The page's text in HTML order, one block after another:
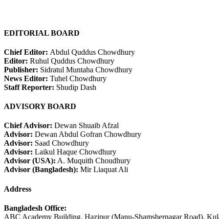
EDITORIAL BOARD
Chief Editor: Abdul Quddus Chowdhury
Editor: Ruhul Quddus Chowdhury
Publisher: Sidratul Muntaha Chowdhury
News Editor: Tuhel Chowdhury
Staff Reporter: Shudip Dash
ADVISORY BOARD
Chief Advisor: Dewan Shuaib Afzal
Advisor: Dewan Abdul Gofran Chowdhury
Advisor: Saad Chowdhury
Advisor: Laikul Haque Chowdhury
Advisor (USA): A. Muquith Choudhury
Advisor (Bangladesh): Mir Liaquat Ali
Address
Bangladesh Office:
ABC Academy Building, Hazipur (Manu-Shamshernagar Road),